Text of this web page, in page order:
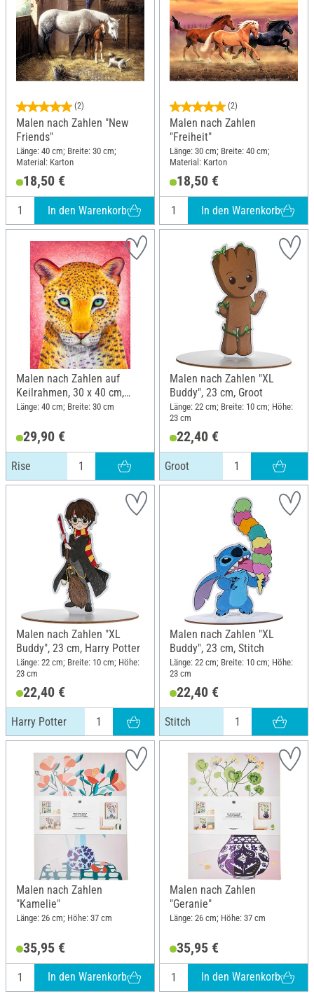
(2)
Malen nach Zahlen "New
Friends"
Länge: 40 cm; Breite: 30 cm;
Material: Karton
18,50 €
In den Warenkorb
(2)
Malen nach Zahlen
"Freiheit"
Länge: 30 cm; Breite: 40 cm;
Material: Karton
18,50 €
In den Warenkorb
Malen nach Zahlen auf
Keilrahmen, 30 x 40 cm,
Rise
Länge: 40 cm; Breite: 30 cm
29,90 €
Rise
Malen nach Zahlen "XL
Buddy", 23 cm, Groot
Länge: 22 cm; Breite: 10 cm; Höhe:
23 cm
22,40 €
Groot
Malen nach Zahlen "XL
Buddy", 23 cm, Harry Potter
Länge: 22 cm; Breite: 10 cm; Höhe:
23 cm
22,40 €
Harry Potter
Malen nach Zahlen "XL
Buddy", 23 cm, Stitch
Länge: 22 cm; Breite: 10 cm; Höhe:
23 cm
22,40 €
Stitch
Malen nach Zahlen
"Kamelie"
Länge: 26 cm; Höhe: 37 cm
35,95 €
In den Warenkorb
Malen nach Zahlen
"Geranie"
Länge: 26 cm; Höhe: 37 cm
35,95 €
In den Warenkorb